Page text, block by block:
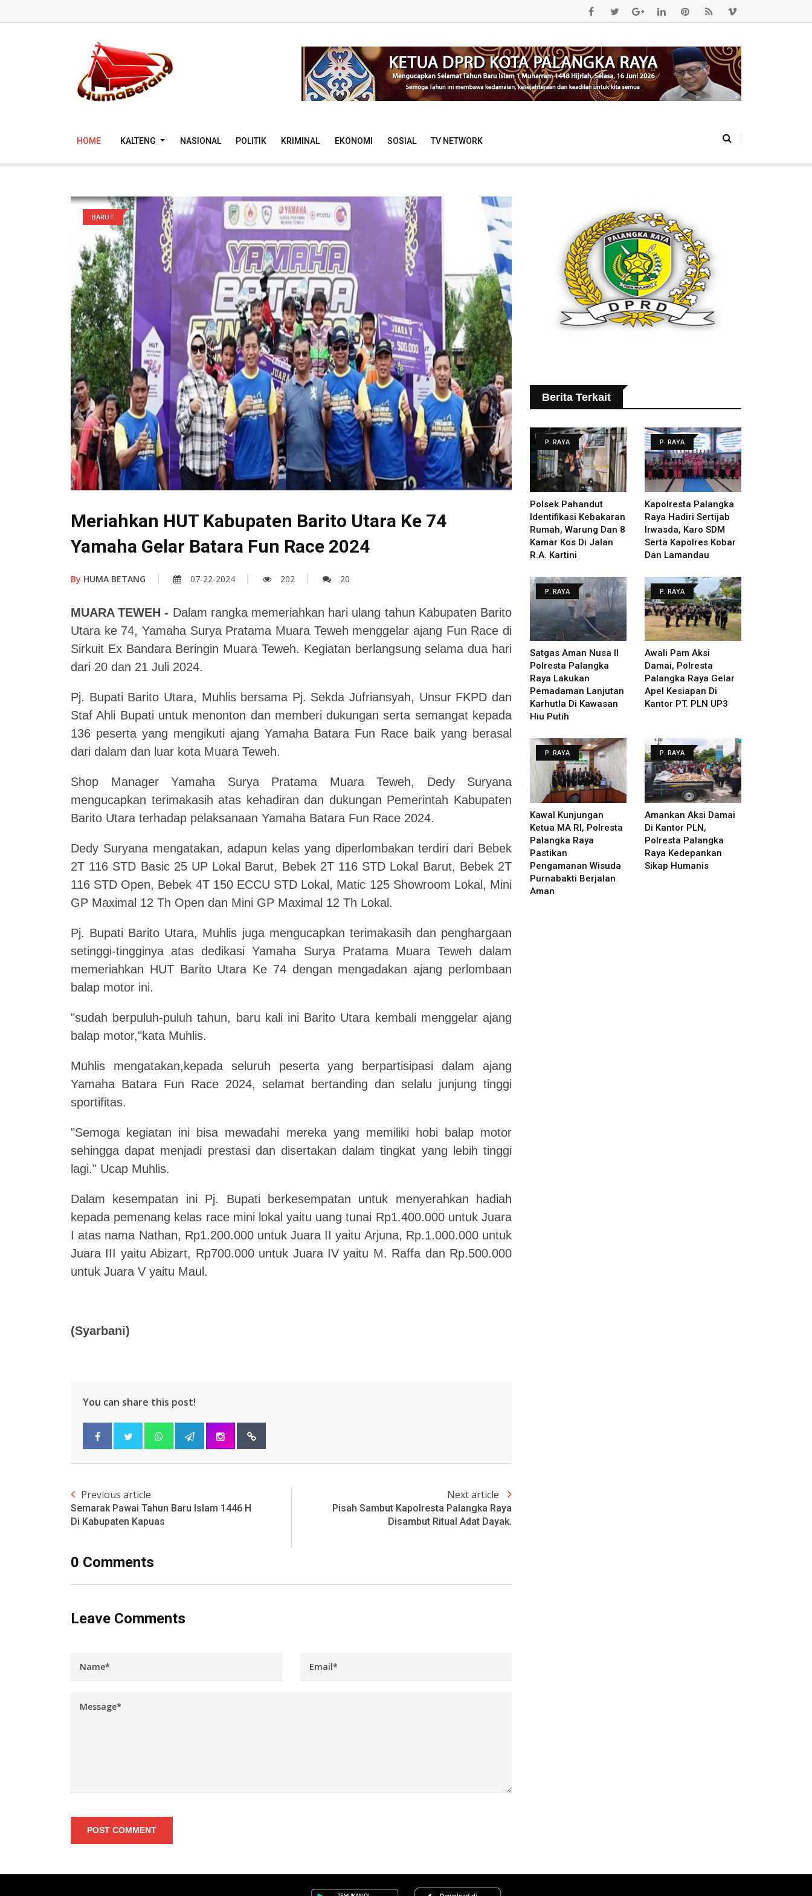
HOME KALTENG NASIONAL POLITIK KRIMINAL EKONOMI SOSIAL TV NETWORK
BARUT
Meriahkan HUT Kabupaten Barito Utara Ke 74
Yamaha Gelar Batara Fun Race 2024
By HUMA BETANG 07-22-2024 202 20
MUARA TEWEH - Dalam rangka memeriahkan hari ulang tahun Kabupaten Barito
Utara ke 74, Yamaha Surya Pratama Muara Teweh menggelar ajang Fun Race di
Sirkuit Ex Bandara Beringin Muara Teweh. Kegiatan berlangsung selama dua hari
dari 20 dan 21 Juli 2024.
Pj. Bupati Barito Utara, Muhlis bersama Pj. Sekda Jufriansyah, Unsur FKPD dan
Staf Ahli Bupati untuk menonton dan memberi dukungan serta semangat kepada
136 peserta yang mengikuti ajang Yamaha Batara Fun Race baik yang berasal
dari dalam dan luar kota Muara Teweh.
Shop Manager Yamaha Surya Pratama Muara Teweh, Dedy Suryana
mengucapkan terimakasih atas kehadiran dan dukungan Pemerintah Kabupaten
Barito Utara terhadap pelaksanaan Yamaha Batara Fun Race 2024.
Dedy Suryana mengatakan, adapun kelas yang diperlombakan terdiri dari Bebek
2T 116 STD Basic 25 UP Lokal Barut, Bebek 2T 116 STD Lokal Barut, Bebek 2T
116 STD Open, Bebek 4T 150 ECCU STD Lokal, Matic 125 Showroom Lokal, Mini
GP Maximal 12 Τh Open dan Mini GP Maximal 12 Th Lokal.
Pj. Bupati Barito Utara, Muhlis juga mengucapkan terimakasih dan penghargaan
setinggi-tingginya atas dedikasi Yamaha Surya Pratama Muara Teweh dalam
memeriahkan HUT Barito Utara Ke 74 dengan mengadakan ajang perlombaan
balap motor ini.
"sudah berpuluh-puluh tahun, baru kali ini Barito Utara kembali menggelar ajang
balap motor,"kata Muhlis.
Muhlis mengatakan,kepada seluruh peserta yang berpartisipasi dalam ajang
Yamaha Batara Fun Race 2024, selamat bertanding dan selalu junjung tinggi
sportifitas.
"Semoga kegiatan ini bisa mewadahi mereka yang memiliki hobi balap motor
sehingga dapat menjadi prestasi dan disertakan dalam tingkat yang lebih tinggi
lagi." Ucap Muhlis.
Dalam kesempatan ini Pj. Bupati berkesempatan untuk menyerahkan hadiah
kepada pemenang kelas race mini lokal yaitu uang tunai Rp1.400.000 untuk Juara
I atas nama Nathan, Rp1.200.000 untuk Juara II yaitu Arjuna, Rp.1.000.000 untuk
Juara III yaitu Abizart, Rp700.000 untuk Juara IV yaitu M. Raffa dan Rp.500.000
untuk Juara V yaitu Maul.
(Syarbani)
You can share this post!
Previous article
Semarak Pawai Tahun Baru Islam 1446 H
Di Kabupaten Kapuas
Next article
Pisah Sambut Kapolresta Palangka Raya
Disambut Ritual Adat Dayak.
0 Comments
Leave Comments
POST COMMENT
Berita Terkait
P. RAYA
Polsek Pahandut
Identifikasi Kebakaran
Rumah, Warung Dan 8
Kamar Kos Di Jalan
R.A. Kartini
P. RAYA
Kapolresta Palangka
Raya Hadiri Sertijab
Irwasda, Karo SDM
Serta Kapolres Kobar
Dan Lamandau
P. RAYA
Satgas Aman Nusa II
Polresta Palangka
Raya Lakukan
Pemadaman Lanjutan
Karhutla Di Kawasan
Hiu Putih
P. RAYA
Awali Pam Aksi
Damai, Polresta
Palangka Raya Gelar
Apel Kesiapan Di
Kantor PT. PLN UP3
P. RAYA
Kawal Kunjungan
Ketua MA RI, Polresta
Palangka Raya
Pastikan
Pengamanan Wisuda
Purnabakti Berjalan
Aman
P. RAYA
Amankan Aksi Damai
Di Kantor PLN,
Polresta Palangka
Raya Kedepankan
Sikap Humanis